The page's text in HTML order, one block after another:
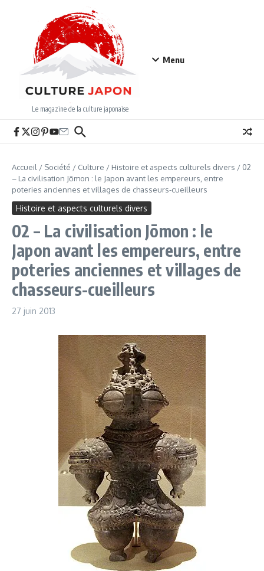
Le magazine de la culture japonaise
Menu
Accueil / Société / Culture / Histoire et aspects culturels divers / 02
– La civilisation Jōmon : le Japon avant les empereurs, entre
poteries anciennes et villages de chasseurs-cueilleurs
Histoire et aspects culturels divers
02 – La civilisation Jōmon : le
Japon avant les empereurs, entre
poteries anciennes et villages de
chasseurs-cueilleurs
27 juin 2013